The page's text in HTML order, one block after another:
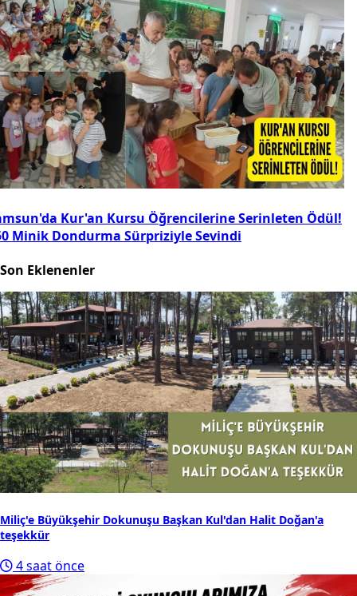
Kur'an Kursu Öğrencilerine Serinleten Ödül!
Minik Dondurma Sürpriziyle Sevindi
Son Eklenenler
Miliç'e Büyükşehir Dokunuşu Başkan Kul'dan Halit Doğan'a
teşekkür
4 saat önce